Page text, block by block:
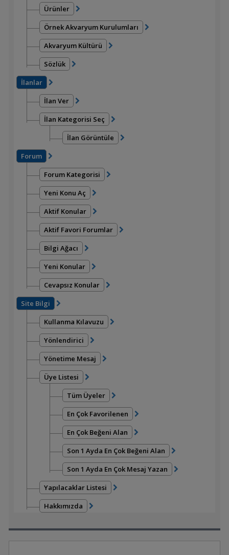
Ürünler
Örnek Akvaryum Kurulumları
Akvaryum Kültürü
Sözlük
İlanlar
İlan Ver
İlan Kategorisi Seç
İlan Görüntüle
Forum
Forum Kategorisi
Yeni Konu Aç
Aktif Konular
Aktif Favori Forumlar
Bilgi Ağacı
Yeni Konular
Cevapsız Konular
Site Bilgi
Kullanma Kılavuzu
Yönlendirici
Yönetime Mesaj
Üye Listesi
Tüm Üyeler
En Çok Favorilenen
En Çok Beğeni Alan
Son 1 Ayda En Çok Beğeni Alan
Son 1 Ayda En Çok Mesaj Yazan
Yapılacaklar Listesi
Hakkımızda